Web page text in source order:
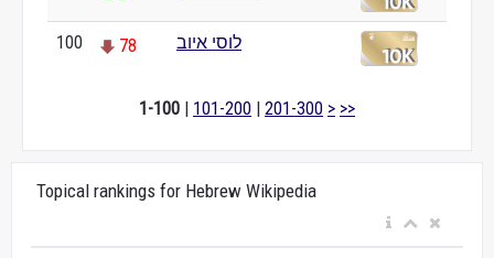
100 78 לוסי איוב
1-100 | 101-200 | 201-300 > >>
Topical rankings for Hebrew Wikipedia